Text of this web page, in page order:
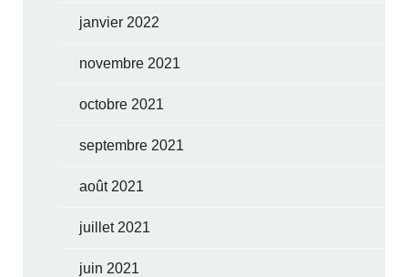
janvier 2022
novembre 2021
octobre 2021
septembre 2021
août 2021
juillet 2021
juin 2021